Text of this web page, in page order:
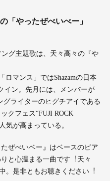
「やったぜべいべー」
グ主題歌は、天々⾼々の『や
ロマンス」ではShazamの⽇本
イン。先⽉には、メンバーが
グライターのヒグチアイである
クフェス“FUJI ROCK
気が⾼まっている。
ぜべいベー』はベースのピア
と⼼温まる⼀曲です︕天々
。是⾮ともお聴きください︕